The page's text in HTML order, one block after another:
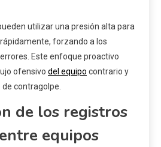
utilizar una presión alta para
forzando a los
Este enfoque proactivo
ofensivo del equipo contrario y
de contragolpe.
de los registros
equipos